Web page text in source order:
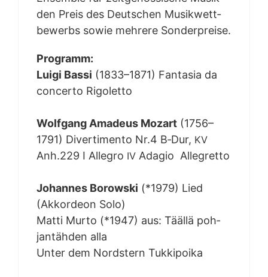
den Preis des Deut­schen Musik­wett­
be­werbs sowie meh­re­re Sonderpreise.
Pro­gramm:
Lui­gi Bas­si (1833–1871) Fan­ta­sia da
con­cer­to Rigo­let­to
Wolf­gang Ama­de­us Mozart (1756–
1791) Diver­ti­men­to Nr.4 B‑Dur, KV
Anh.229 I Alle­gro IV Ada­gio Alle­gret­to
Johan­nes Borow­ski (*1979) Lied
(Akkor­de­on Solo)
Mat­ti Mur­to (*1947) aus: Tääl­lä poh­
jantäh­den alla
Unter dem Nord­stern Tuk­ki­poi­ka